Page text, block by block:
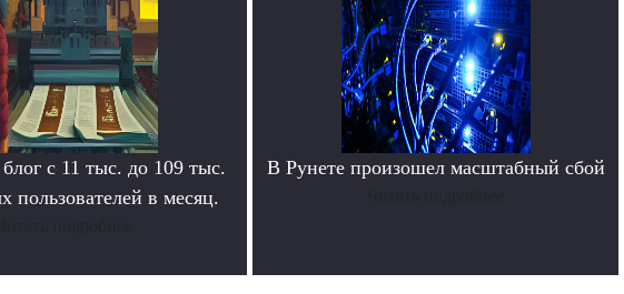
с 11 тыс. до 109 тыс.
пользователей в месяц.
В Рунете произошел масштабный сбой